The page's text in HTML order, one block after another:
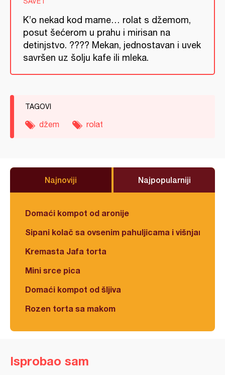
K’o nekad kod mame… rolat s džemom,
posut šećerom u prahu i mirisan na
detinjstvo. ???? Mekan, jednostavan i uvek
savršen uz šolju kafe ili mleka.
TAGOVI
džem rolat
Najnoviji Najpopularniji
Domaći kompot od aronije
Sipani kolač sa ovsenim pahuljicama i višnjama
Kremasta Jafa torta
Mini srce pica
Domaći kompot od šljiva
Rozen torta sa makom
Isprobao sam